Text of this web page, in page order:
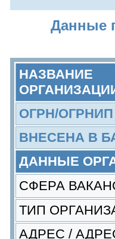
Данные
НАЗВАНИЕ
ОГРН/ОГРНИП
ВНЕСЕНА В
ДАННЫЕ
СФЕРА
ТИП
АДРЕС /